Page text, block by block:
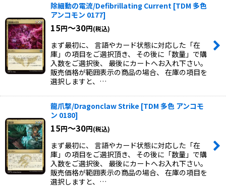
除細動の電流/Defibrillating Current [TDM 多色
アンコモン 0177]
15円～30円(税込)
まず最初に、 言語やカード状態に対応した「在
庫」の項目をご選択頂き、 その後に「数量」で購
入数をご選択後、 最後にカートへお入れ下さい。
販売価格が範囲表示の商品の場合、 在庫の項目を
選択しますと、…
龍爪撃/Dragonclaw Strike [TDM 多色 アンコモ
ン 0180]
15円～30円(税込)
まず最初に、 言語やカード状態に対応した「在
庫」の項目をご選択頂き、 その後に「数量」で購
入数をご選択後、 最後にカートへお入れ下さい。
販売価格が範囲表示の商品の場合、 在庫の項目を
選択しますと、…